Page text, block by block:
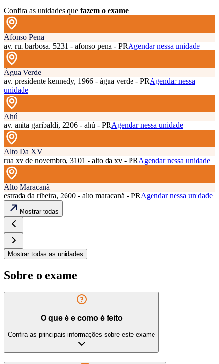
Confira as unidades que fazem o exame
Afonso Pena
av. rui barbosa, 5231 - afonso pena - PRAgendar nessa unidade
Água Verde
av. presidente kennedy, 1966 - água verde - PRAgendar nessa
unidade
Ahú
av. anita garibaldi, 2206 - ahú - PRAgendar nessa unidade
Alto Da XV
rua xv de novembro, 3101 - alto da xv - PRAgendar nessa unidade
Alto Maracanã
estrada da ribeira, 2600 - alto maracanã - PRAgendar nessa unidade
Mostrar todas
Mostrar todas as unidades
Sobre o exame
O que é e como é feito
Confira as principais informações sobre este exame